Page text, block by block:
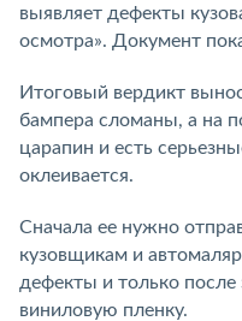
выявляет дефекты
осмотра». Документ
Итоговый вердикт
бампера сломаны, а на
царапин и есть
оклеивается.
Сначала ее нужно
кузовщикам и
дефекты и только после
виниловую пленку.